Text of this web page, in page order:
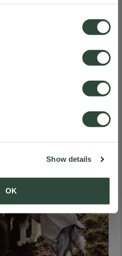
Show details
OK
helt uden stress. Og